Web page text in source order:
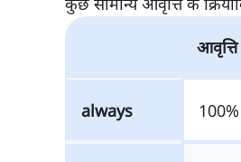
आवृत्ति
always 100%